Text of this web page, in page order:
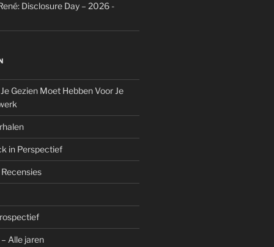
Disclosure Day – 2026 -
Gezien Moet Hebben Voor Je
in Perspectief
Alle jaren